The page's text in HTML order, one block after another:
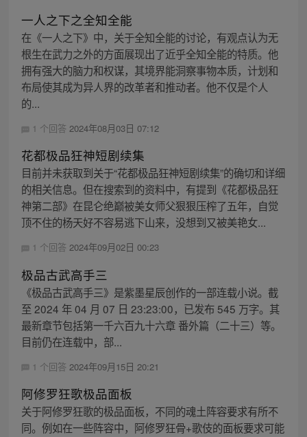
一人之下之全知全能
在《一人之下》中，关于全知全能的讨论，有观点认为无
根生在武力之外的方面展现出了近乎全知全能的特质。他
拥有强大的脑力和权谋，其境界能洞察事物本质，计划和
布局使其成为异人界的改革者和推动者。他不仅是个人
的...
1 个回答 2024年08月03日 07:12
花都极品狂神短剧续集
目前并未获取到关于“花都极品狂神短剧续集”的确切和详细
的相关信息。但在搜索到的资料中，有提到《花都极品狂
神第二部》在昆仑绝巅被美女师父狠狠压榨了五年，自觉
顶不住的杨天好不容易逃下山来，没想到又被美艳女...
1 个回答 2024年09月02日 00:23
极品古武高手三
《极品古武高手三》是紫墨星辰创作的一部连载小说。截
至 2024 年 04 月 07 日 23:23:00，已发布 545 万字。其
最新章节包括第一千六百九十六章 番外篇（二十三）等。
目前仍在连载中，部...
1 个回答 2024年09月15日 20:21
阿修罗狂歌极品面板
关于阿修罗狂歌的极品面板，不同的魂土阵容要求有所不
同。例如在一些阵容中，阿修罗狂骨+歌伎的面板要求可能